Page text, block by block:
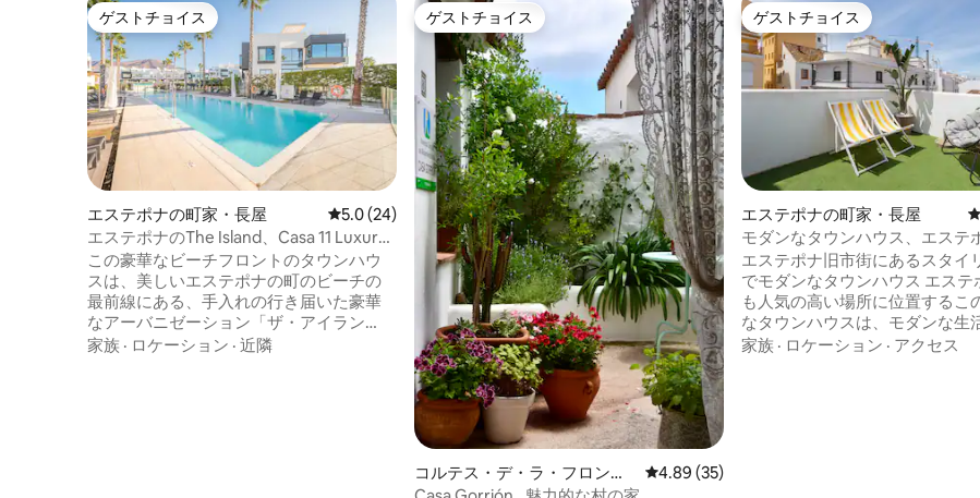
ゲストチョイス
ゲストチョイス
エステポナの町家・長屋 レビュー24件、5つ星中5.0つ星の平均評価
5.0 (24)
エステポナのThe Island、Casa 11 Luxury
Beachfront
この豪華なビーチフロントのタウンハウ
スは、美しいエステポナの町のビーチの
最前線にある、手入れの行き届いた豪華
なアーバニゼーション「ザ・アイラン
ド」内にあります。この宿泊施設には、
家族 · ロケーション · 近隣
ゲストチョイス
ゲストチョイス
コルテス・デ・ラ・フロンテ
ラの町家・長屋
レビュー35件、5つ星中4.89つ星の平均評価
4.89 (35)
ゲストチョイス
ゲストチョイス
エステポナの町家・長屋
モダンなタウンハウス、エステ
街の屋上テラス
エステポナ旧市街にあるスタイ
でモダンなタウンハウス エステポナで最
も人気の高い場所に位置するこ
なタウンハウスは、モダンな生
的な魅力が完璧に融合していま
家族 · ロケーション · アクセス